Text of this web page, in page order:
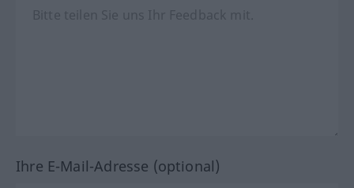
Ihre E-Mail-Adresse (optional)